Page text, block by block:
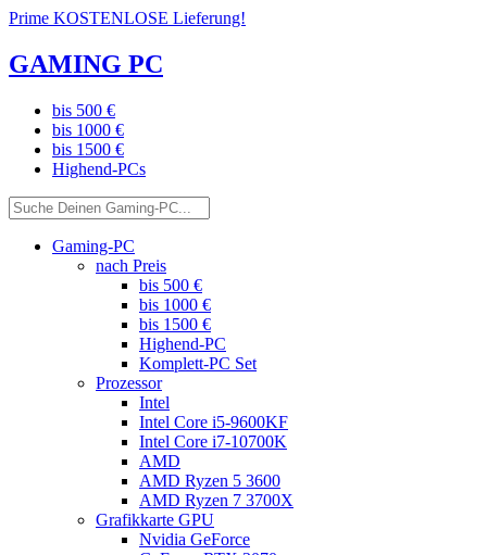
Prime KOSTENLOSE Lieferung!
GAMING PC
bis 500 €
bis 1000 €
bis 1500 €
Highend-PCs
Gaming-PC
nach Preis
bis 500 €
bis 1000 €
bis 1500 €
Highend-PC
Komplett-PC Set
Prozessor
Intel
Intel Core i5-9600KF
Intel Core i7-10700K
AMD
AMD Ryzen 5 3600
AMD Ryzen 7 3700X
Grafikkarte GPU
Nvidia GeForce